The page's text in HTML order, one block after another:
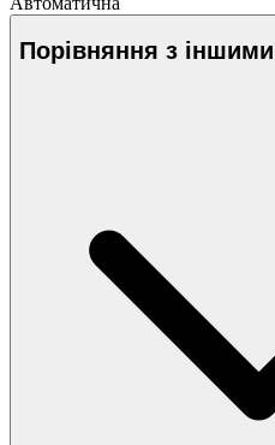
Порівняння з